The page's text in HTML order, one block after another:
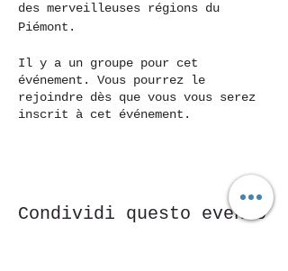
des merveilleuses régions du
Piémont.
Il y a un groupe pour cet
événement. Vous pourrez le
rejoindre dès que vous vous serez
inscrit à cet événement.
Condividi questo evento